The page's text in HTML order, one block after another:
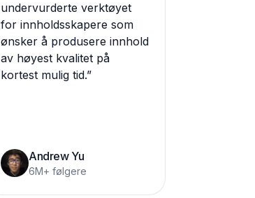
undervurderte verktøyet
for innholdsskapere som
ønsker å produsere innhold
av høyest kvalitet på
kortest mulig tid.”
Andrew Yu
6M+ følgere